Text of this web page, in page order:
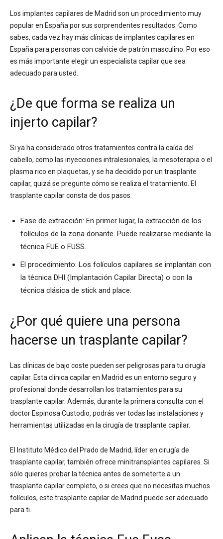
Los implantes capilares de Madrid son un procedimiento muy
popular en España por sus sorprendentes resultados. Como
sabes, cada vez hay más clínicas de implantes capilares en
España para personas con calvicie de patrón masculino. Por eso
es más importante elegir un especialista capilar que sea
adecuado para usted.
¿De que forma se realiza un
injerto capilar?
Si ya ha considerado otros tratamientos contra la caída del
cabello, como las inyecciones intralesionales, la mesoterapia o el
plasma rico en plaquetas, y se ha decidido por un trasplante
capilar, quizá se pregunte cómo se realiza el tratamiento. El
trasplante capilar consta de dos pasos:
Fase de extracción: En primer lugar, la extracción de los
folículos de la zona donante. Puede realizarse mediante la
técnica FUE o FUSS.
El procedimiento: Los folículos capilares se implantan con
la técnica DHI (Implantación Capilar Directa) o con la
técnica clásica de stick and place.
¿Por qué quiere una persona
hacerse un trasplante capilar?
Las clínicas de bajo coste pueden ser peligrosas para tu cirugía
capilar. Esta clínica capilar en Madrid es un entorno seguro y
profesional donde desarrollan los tratamientos para su
trasplante capilar. Además, durante la primera consulta con el
doctor Espinosa Custodio, podrás ver todas las instalaciones y
herramientas utilizadas en la cirugía de trasplante capilar.
El Instituto Médico del Prado de Madrid, líder en cirugía de
trasplante capilar, también ofrece minitransplantes capilares. Si
sólo quieres probar la técnica antes de someterte a un
trasplante capilar completo, o si crees que no necesitas muchos
folículos, este trasplante capilar de Madrid puede ser adecuado
para ti.